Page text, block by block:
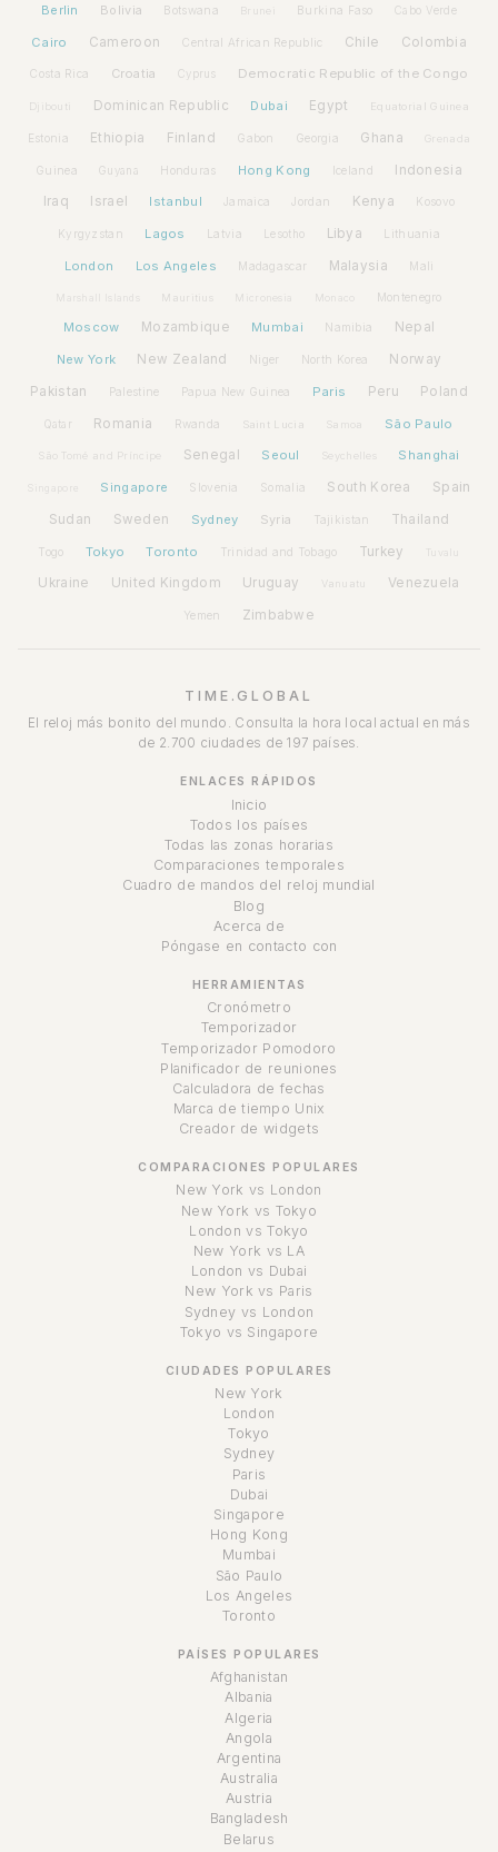
Berlin Bolivia Botswana Brunei Burkina Faso Cabo Verde
Cairo Cameroon Central African Republic Chile Colombia
Costa Rica Croatia Cyprus Democratic Republic of the Congo
Djibouti Dominican Republic Dubai Egypt Equatorial Guinea
Estonia Ethiopia Finland Gabon Georgia Ghana Grenada
Guinea Guyana Honduras Hong Kong Iceland Indonesia
Iraq Israel Istanbul Jamaica Jordan Kenya Kosovo
Kyrgyzstan Lagos Latvia Lesotho Libya Lithuania
London Los Angeles Madagascar Malaysia Mali
Mauritius Micronesia Monaco Montenegro
Moscow Mozambique Mumbai Namibia Nepal
New York New Zealand Niger North Korea Norway
Pakistan Palestine Papua New Guinea Paris Peru Poland
Qatar Romania Rwanda Saint Lucia Samoa São Paulo
São Tomé and Príncipe Senegal Seoul Seychelles Shanghai
Singapore Slovenia Somalia South Korea Spain
Sudan Sweden Sydney Syria Tajikistan Thailand
Togo Tokyo Toronto Trinidad and Tobago Turkey Tuvalu
Ukraine United Kingdom Uruguay Vanuatu Venezuela
Yemen Zimbabwe
TIME.GLOBAL
El reloj más bonito del mundo. Consulta la hora local actual en más
de 2.700 ciudades de 197 países.
ENLACES RÁPIDOS
Inicio
Todos los países
Todas las zonas horarias
Comparaciones temporales
Cuadro de mandos del reloj mundial
Blog
Acerca de
Póngase en contacto con
HERRAMIENTAS
Cronómetro
Temporizador
Temporizador Pomodoro
Planificador de reuniones
Calculadora de fechas
Marca de tiempo Unix
Creador de widgets
COMPARACIONES POPULARES
New York vs London
New York vs Tokyo
London vs Tokyo
New York vs LA
London vs Dubai
New York vs Paris
Sydney vs London
Tokyo vs Singapore
CIUDADES POPULARES
New York
London
Tokyo
Sydney
Paris
Dubai
Singapore
Hong Kong
Mumbai
São Paulo
Los Angeles
Toronto
PAÍSES POPULARES
Afghanistan
Albania
Algeria
Angola
Argentina
Australia
Austria
Bangladesh
Belarus